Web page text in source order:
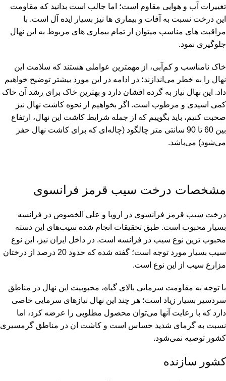
تغییرات آب و هوایی مقاوم است؛ اما جالب است بدانید که مقاومت
این درخت نسبت به آفات و بیماری ها نیز بسیار ایده آل است. با
مراقبت های مناسب میتوان از تمام بیماری های مربوط به این نهال
جلوگیری نمود.
خاک نامناسب و کم‌آبی، از مهمترین عواملی هستند که سلامت این
نهال را به خطر می‌اندازند؛ در ادامه در این مورد بیشتر توضیح خواهیم
داد. این نهال نیاز به گرده افشان دارد و بهترین خاک برای رشد آن خاک
کمی اسیدی و مرطوب است. اگر بخواهیم از نحوه کاشت نهال نیز
صحبت کنیم، باید بگوییم که از جمله شرایط کاشت این نهال، ارتفاع
بین 60 تا 90 سانتی متر چالگود (چاله‌ای که برای کاشت نهال حفر
می‌شود) می‌باشد.
مشخصات درخت سیب قرمز فرانسوی
درخت سیب قرمز فرانسوی در اروپا و علی الخصوص در فرانسه
بسیار محبوب است. طبق تحقیقات انجام شده سیب‌های این دسته
محبوب ترین نوع سیب در فرانسه است. در داخل ایران نیز، این نوع
سیب بسیار مورد توجه است؛ گفته شده که حدود 20 درصد از درختان
مزارع سیب از این نوع است.
با توجه به مقاومت سرمایی بالای گیاه، محبوبیت این نهال در مناطق
سردسیر بسیار زیاد است؛ هر چند این نهال نیازهای سرمایی خاصی
دارد که با رعایت آنها می‌توان محصول مطلوبی را عرضه کرد، اما
نسبت به گرمای شدید حساس است و کاشت ان در مناطق گرمسیری
کشور توصیه نمی‌شود.
کشور سازنده